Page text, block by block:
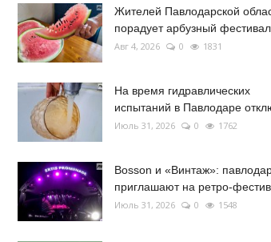
Жителей Павлодарской
порадует арбузный
Авг 4, 2026 0 1831
На время гидравлических
испытаний в Павлодаре
Июль 31, 2026 0 1762
Bosson и «Винтаж»:
приглашают на ретро-
Июль 31, 2026 0 1548